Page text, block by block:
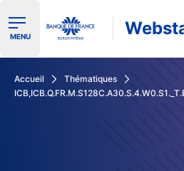
Ouvrir le menu de navigation
MENU
Accueil
Thématiques